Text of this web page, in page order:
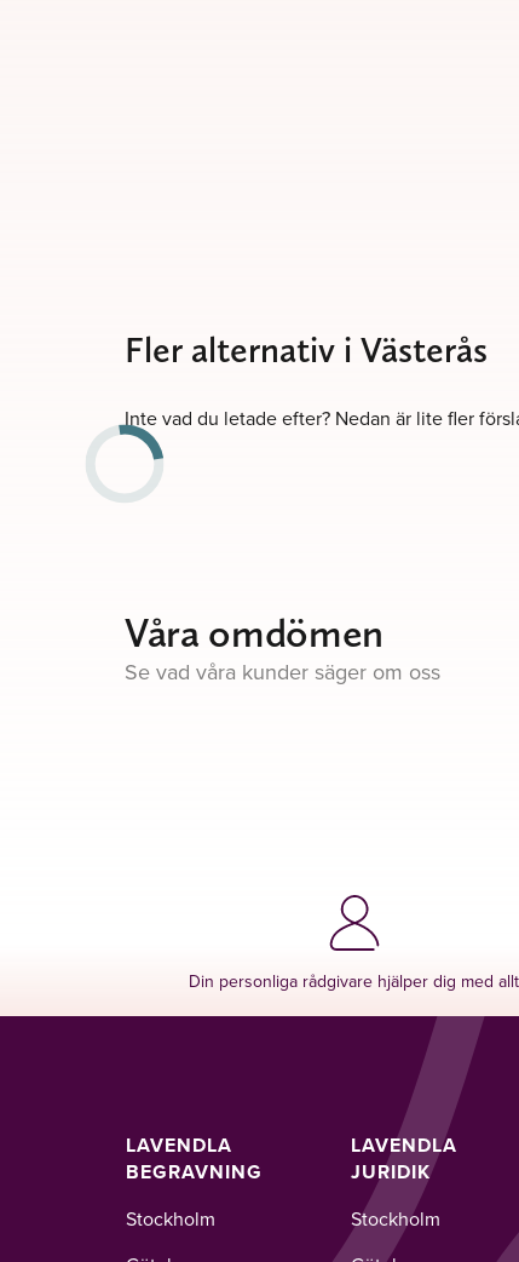
Fler alternativ i Västerås
Inte vad du letade efter? Nedan är lite fler
Våra omdömen
Se vad våra kunder säger om oss
Din personliga rådgivare hjälper dig med allt
LAVENDLA
BEGRAVNING
Stockholm
LAVENDLA
JURIDIK
Stockholm